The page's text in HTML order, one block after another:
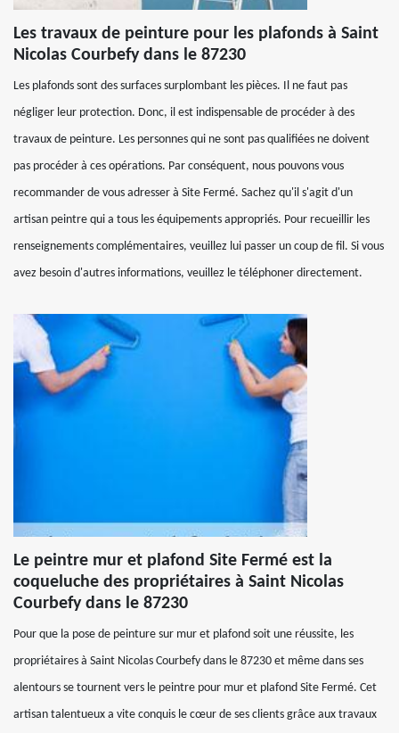
Les travaux de peinture pour les plafonds à Saint
Nicolas Courbefy dans le 87230
Les plafonds sont des surfaces surplombant les pièces. Il ne faut pas
négliger leur protection. Donc, il est indispensable de procéder à des
travaux de peinture. Les personnes qui ne sont pas qualifiées ne doivent
pas procéder à ces opérations. Par conséquent, nous pouvons vous
recommander de vous adresser à Site Fermé. Sachez qu'il s'agit d'un
artisan peintre qui a tous les équipements appropriés. Pour recueillir les
renseignements complémentaires, veuillez lui passer un coup de fil. Si vous
avez besoin d'autres informations, veuillez le téléphoner directement.
Le peintre mur et plafond Site Fermé est la
coqueluche des propriétaires à Saint Nicolas
Courbefy dans le 87230
Pour que la pose de peinture sur mur et plafond soit une réussite, les
propriétaires à Saint Nicolas Courbefy dans le 87230 et même dans ses
alentours se tournent vers le peintre pour mur et plafond Site Fermé. Cet
artisan talentueux a vite conquis le cœur de ses clients grâce aux travaux